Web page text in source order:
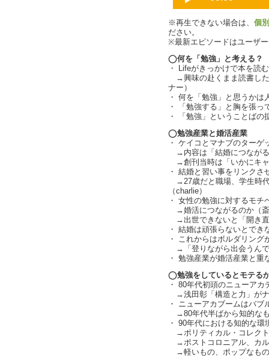
※再生できない場合は、 個
ださい。
※最新エピソードはユーザ
◯何を「勉強」と考える？
・ Lifeがきっかけで本を読
→興味の赴くまま読書した
ナー）
・ 何を「勉強」と思うかは
・ 「勉強する」と胸を張っ
・ 「勉強」ということばの
◯勉強産業と婚活産業
・ ケイコとマナブのターゲ
→内容は「結婚につながる
→創刊当時は「いかにキ
・ 結婚と習い事をリンク
→27歳だと職場、学生時
（charlie）
・ 女性の勉強に対するモチ
→婚活につながるのか（
→出世できないと「開き
・ 結婚は頑張らないとでき
・ これからはボルダリング
→「登りながら出会うん
・ 勉強産業が婚活産業と重
◯勉強をしているとモテる
・ 80年代初頭のニューア
→浅田彰「構造と力」が
・ ニューアカブームはバブ
→80年代半ばから知的な
・ 90年代における知的な環
→ポリティカル・コレク
→ポストコロニアル、カ
→軽いもの、ポップなも